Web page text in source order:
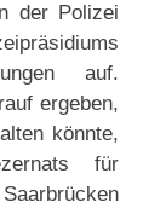
der Polizei
auf.
ergeben,
könnte,
für